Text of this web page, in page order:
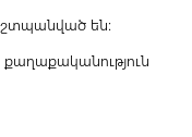
են: